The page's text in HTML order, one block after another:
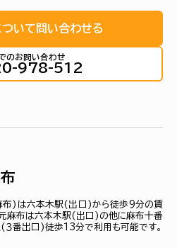
いて問い合わせる
のお問い合わせ
978-512
布)は六本木駅(出口)から徒歩9分の賃
元麻布は六本木駅(出口)の他に麻布十番
番出口)徒歩13分で利用も可能です。